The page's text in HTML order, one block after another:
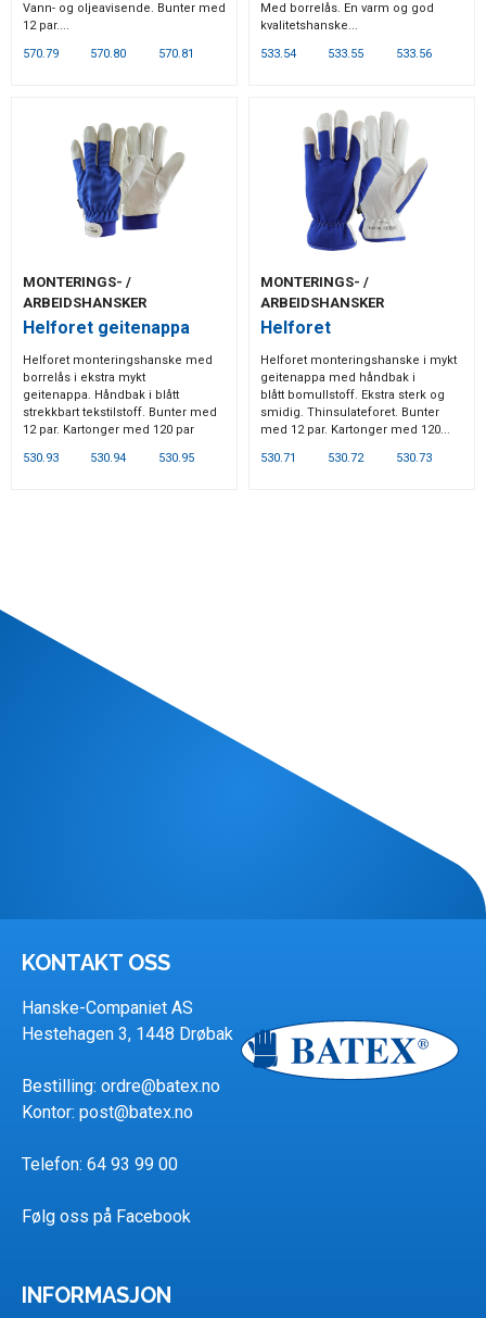
Vann- og oljeavisende. Bunter med
12 par....
570.79
570.80 570.81
Med borrelås. En varm og god
kvalitetshanske...
533.54
533.55 533.56
MONTERINGS- /
ARBEIDSHANSKER
Helforet geitenappa
Helforet monteringshanske med
borrelås i ekstra mykt
geitenappa. Håndbak i blått
strekkbart tekstilstoff. Bunter med
12 par. Kartonger med 120 par
530.93
530.94 530.95
MONTERINGS- /
ARBEIDSHANSKER
Helforet
Helforet monteringshanske i mykt
geitenappa med håndbak i
blått bomullstoff. Ekstra sterk og
smidig. Thinsulateforet. Bunter
med 12 par. Kartonger med 120...
530.71
530.72 530.73
KONTAKT OSS
Hanske-Companiet AS
Hestehagen 3, 1448 Drøbak
Bestilling: ordre@batex.no
Kontor: post@batex.no
Telefon: 64 93 99 00
Følg oss på Facebook
INFORMASJON